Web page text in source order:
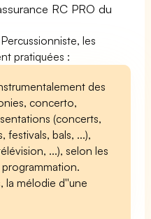
RC PRO du
les
pratiquées :
des
concerto,
(concerts,
festivals, bals, ...),
...), selon les
la mélodie d''une